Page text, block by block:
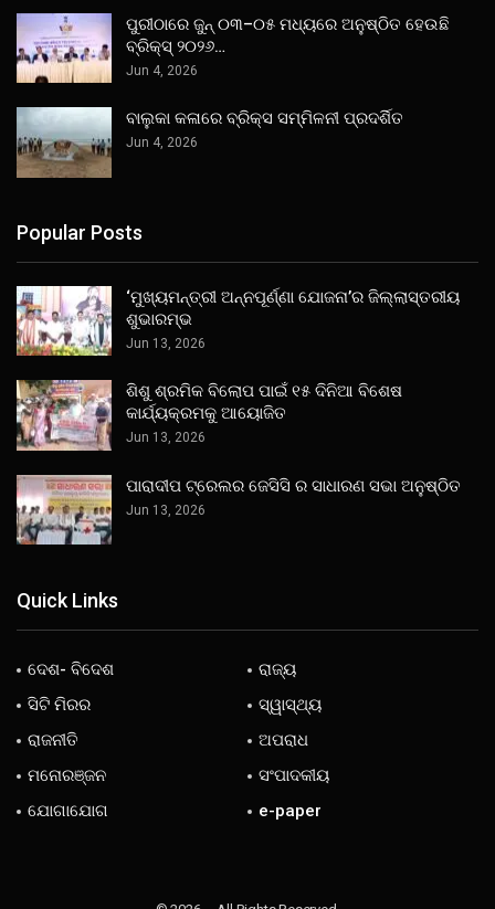
ପୁରୀଠାରେ ଜୁନ୍ ୦୩–୦୫ ମଧ୍ୟରେ ଅନୁଷ୍ଠିତ ହେଉଛି
ବ୍ରିକ୍ସ୍ ୨୦୨୬…
Jun 4, 2026
ବାଲୁକା କଳାରେ ବ୍ରିକ୍ସ ସମ୍ମିଳନୀ ପ୍ରଦର୍ଶିତ
Jun 4, 2026
Popular Posts
‘ମୁଖ୍ୟମନ୍ତ୍ରୀ ଅନ୍ନପୂର୍ଣ୍ଣା ଯୋଜନା’ର ଜିଲ୍ଲାସ୍ତରୀୟ
ଶୁଭାରମ୍ଭ
Jun 13, 2026
ଶିଶୁ ଶ୍ରମିକ ବିଲୋପ ପାଇଁ ୧୫ ଦିନିଆ ବିଶେଷ
କାର୍ଯ୍ୟକ୍ରମକୁ ଆୟୋଜିତ
Jun 13, 2026
ପାରାଦୀପ ଟ୍ରେଲର ଜେସିସି ର ସାଧାରଣ ସଭା ଅନୁଷ୍ଠିତ
Jun 13, 2026
Quick Links
ଦେଶ- ବିଦେଶ
ରାଜ୍ୟ
ସିଟି ମିରର
ସ୍ୱାସ୍ଥ୍ୟ
ରାଜନୀତି
ଅପରାଧ
ମନୋରଞ୍ଜନ
ସଂପାଦକୀୟ
ଯୋଗାଯୋଗ
e-paper